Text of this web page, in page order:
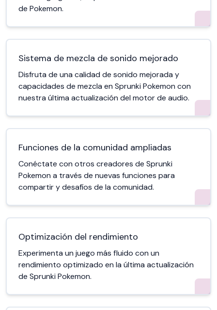
de Pokemon.
Sistema de mezcla de sonido mejorado
Disfruta de una calidad de sonido mejorada y
capacidades de mezcla en Sprunki Pokemon con
nuestra última actualización del motor de audio.
Funciones de la comunidad ampliadas
Conéctate con otros creadores de Sprunki
Pokemon a través de nuevas funciones para
compartir y desafíos de la comunidad.
Optimización del rendimiento
Experimenta un juego más fluido con un
rendimiento optimizado en la última actualización
de Sprunki Pokemon.